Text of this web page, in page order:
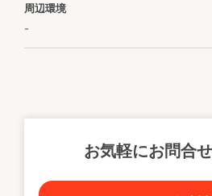
周辺環境
-
お気軽にお問合